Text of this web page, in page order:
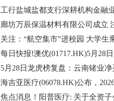
工行盐城盐都支行深耕机构金融
廊坊万辰保温材料有限公司成立
关注：“航空集市”进校园 大学生
每日快报!澳优(01717.HK)5月28
5月28日龙虎榜复盘：云南锗业
海吉亚医疗(06078.HK)公布，
回购62.9万股股份
焦点消息！阳普医疗: 关于全资